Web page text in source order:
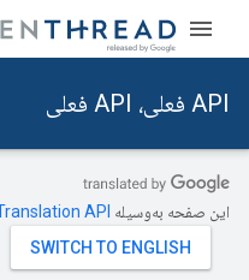
API فعلی، API فعلی
این صفحه به‌وسیله